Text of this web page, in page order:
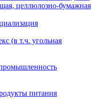
целлюлозно-бумажная
(в т.ч. угольная
питания